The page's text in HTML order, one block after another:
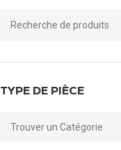
TYPE DE PIÈCE